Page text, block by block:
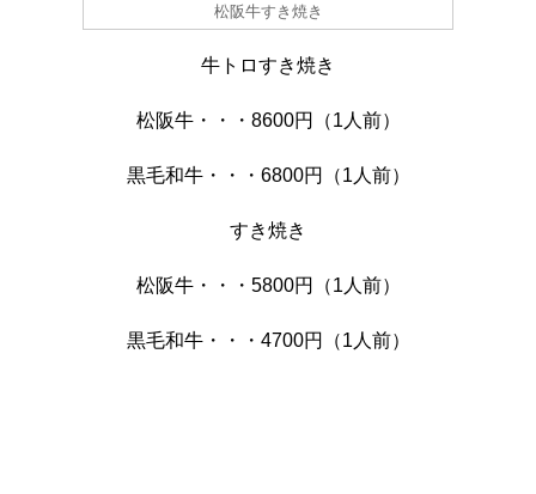
松阪牛すき焼き
牛トロすき焼き
松阪牛・・・8600円（1人前）
黒毛和牛・・・6800円（1人前）
すき焼き
松阪牛・・・5800円（1人前）
黒毛和牛・・・4700円（1人前）